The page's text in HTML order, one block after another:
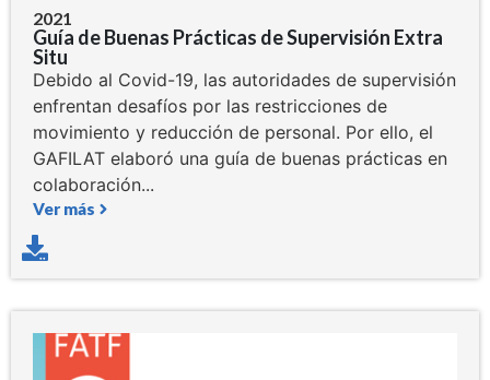
2021
Guía de Buenas Prácticas de Supervisión Extra
Situ
Debido al Covid-19, las autoridades de supervisión
enfrentan desafíos por las restricciones de
movimiento y reducción de personal. Por ello, el
GAFILAT elaboró una guía de buenas prácticas en
colaboración...
Ver más